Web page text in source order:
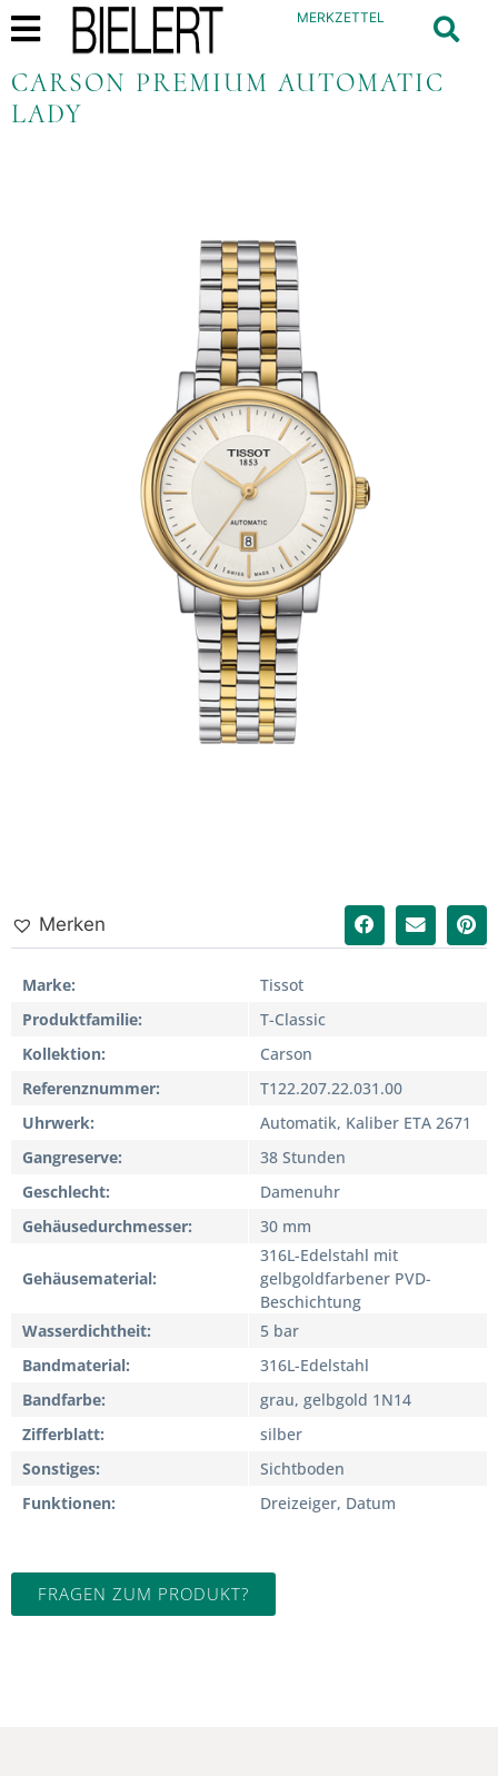
MERKZETTEL
CARSON PREMIUM AUTOMATIC
LADY
Merken
Marke
Tissot
Produktfamilie
T-Classic
Kollektion
Carson
Referenznummer
T122.207.22.031.00
Uhrwerk
Automatik, Kaliber ETA 2671
Gangreserve
38 Stunden
Geschlecht
Damenuhr
Gehäusedurchmesser
30 mm
Gehäusematerial
316L-Edelstahl mit
gelbgoldfarbener PVD-
Beschichtung
Wasserdichtheit
5 bar
Bandmaterial
316L-Edelstahl
Bandfarbe
grau, gelbgold 1N14
Zifferblatt
silber
Sonstiges
Sichtboden
Funktionen
Dreizeiger, Datum
FRAGEN ZUM PRODUKT?